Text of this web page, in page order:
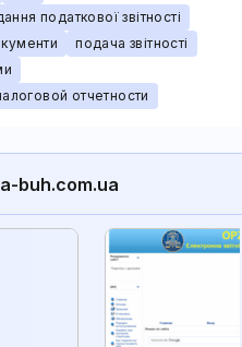
податкової звітності
подача звітності
отчетности
buh.com.ua